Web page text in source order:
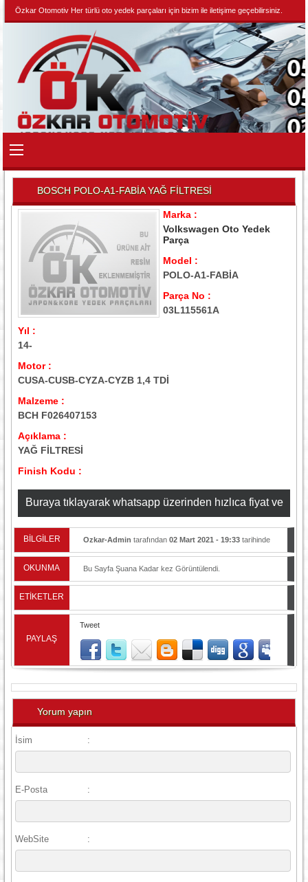
Özkar Otomotiv Her türlü oto yedek parçaları için bizim ile iletişime geçebilirsiniz.
BOSCH POLO-A1-FABİA YAĞ FİLTRESİ
Marka :
Volkswagen Oto Yedek
Parça
Model :
POLO-A1-FABİA
Parça No :
03L115561A
Yıl :
14-
Motor :
CUSA-CUSB-CYZA-CYZB 1,4 TDİ
Malzeme :
BCH F026407153
Açıklama :
YAĞ FİLTRESİ
Finish Kodu :
Buraya tıklayarak whatsapp üzerinden hızlıca fiyat ve
stok bilgisi alabilirsiniz
BİLGİLER Ozkar-Admin tarafından 02 Mart 2021 - 19:33tarihinde
OKUNMA Bu Sayfa Şuana Kadar kez Görüntülendi.
ETİKETLER
PAYLAŞ
Tweet
Yorum yapın
İsim :
E-Posta :
WebSite :